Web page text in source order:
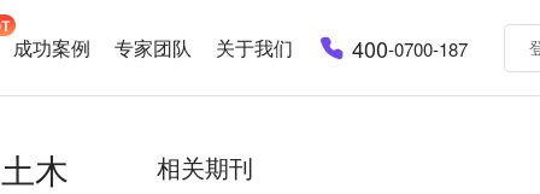
成功案例 专家团队 关于我们 400-0700-187
木 相关期刊